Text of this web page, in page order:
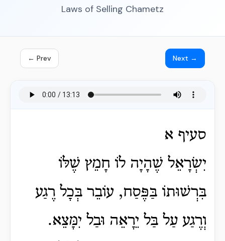
Laws of Selling Chametz
← Prev Next →
סעיף א
יִשְׂרָאֵל שֶׁהָיָה לוֹ חָמֵץ שֶׁלּוֹ
בִּרְשׁוּתוֹ בַּפֶּסַח, עוֹבֵר בְּכָל רֶגַע
וְרֶגַע עַל בַּל יֵרָאֵה וּבַל יִמָּצֵא.